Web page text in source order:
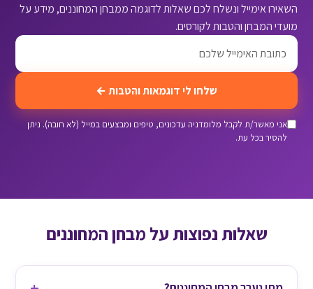
השאירו אימייל ונשלח לכם שאלות לדוגמה ממבחן המחוננים, מידע על
מועדי המבחן והטבות לקורסים.
שלחו לי דוגמאות והטבות ←
אני מאשר/ת לקבל מלומדניה עדכונים, טיפים ומבצעים במייל (לא חובה). ניתן
להסיר בכל עת.
שאלות נפוצות על מבחן המחוננים